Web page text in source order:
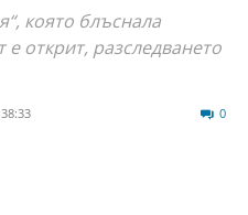
която блъснала
открит, разследването
0